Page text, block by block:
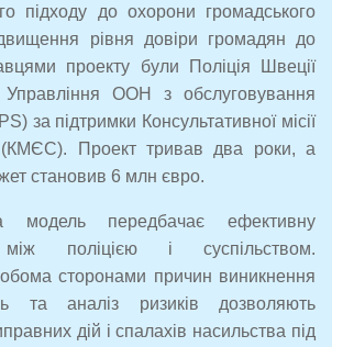
підходу до охорони громадського
рівня довіри громадян до
проекту були Поліція Швеції
ООН з обслуговування
за підтримки Консультативної місії
Проект тривав два роки, а
становив 6 млн євро.
модель передбачає ефективну
між поліцією і суспільством.
сторонами причин виникнення
та аналіз ризиків дозволяють
дій і спалахів насильства під